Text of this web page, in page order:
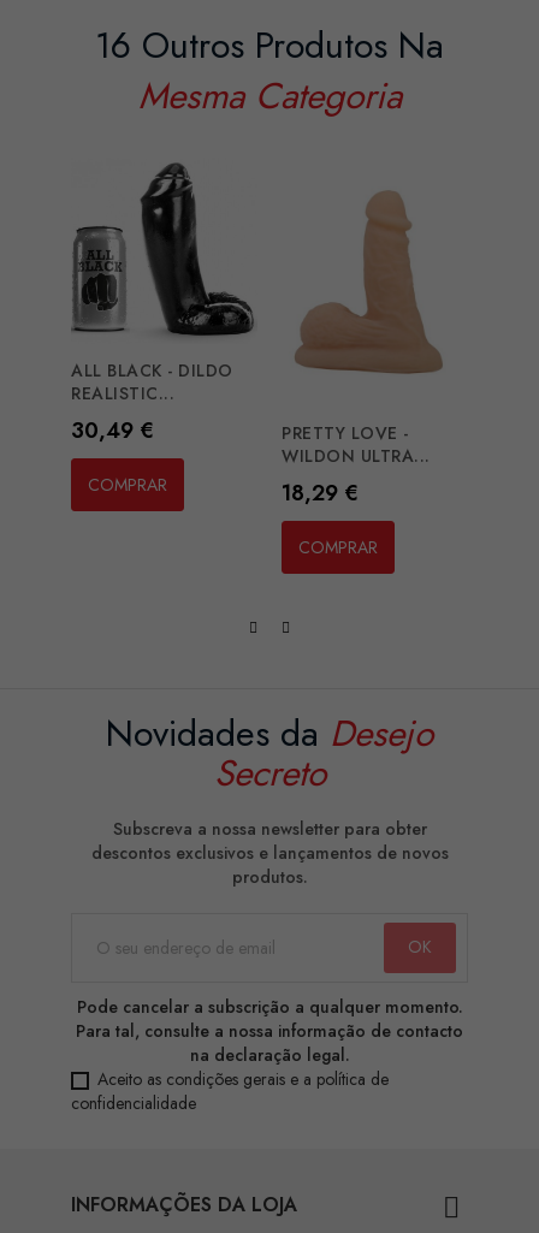
16 Outros Produtos Na
Mesma Categoria
ALL BLACK - DILDO
REALISTIC...
Preço
30,49 €
COMPRAR
PRETTY LOVE -
WILDON ULTRA...
Preço
18,29 €
COMPRAR
Novidades da Desejo
Secreto
Subscreva a nossa newsletter para obter
descontos exclusivos e lançamentos de novos
produtos.
Pode cancelar a subscrição a qualquer momento.
Para tal, consulte a nossa informação de contacto
na declaração legal.
Aceito as condições gerais e a política de
confidencialidade
INFORMAÇÕES DA LOJA 